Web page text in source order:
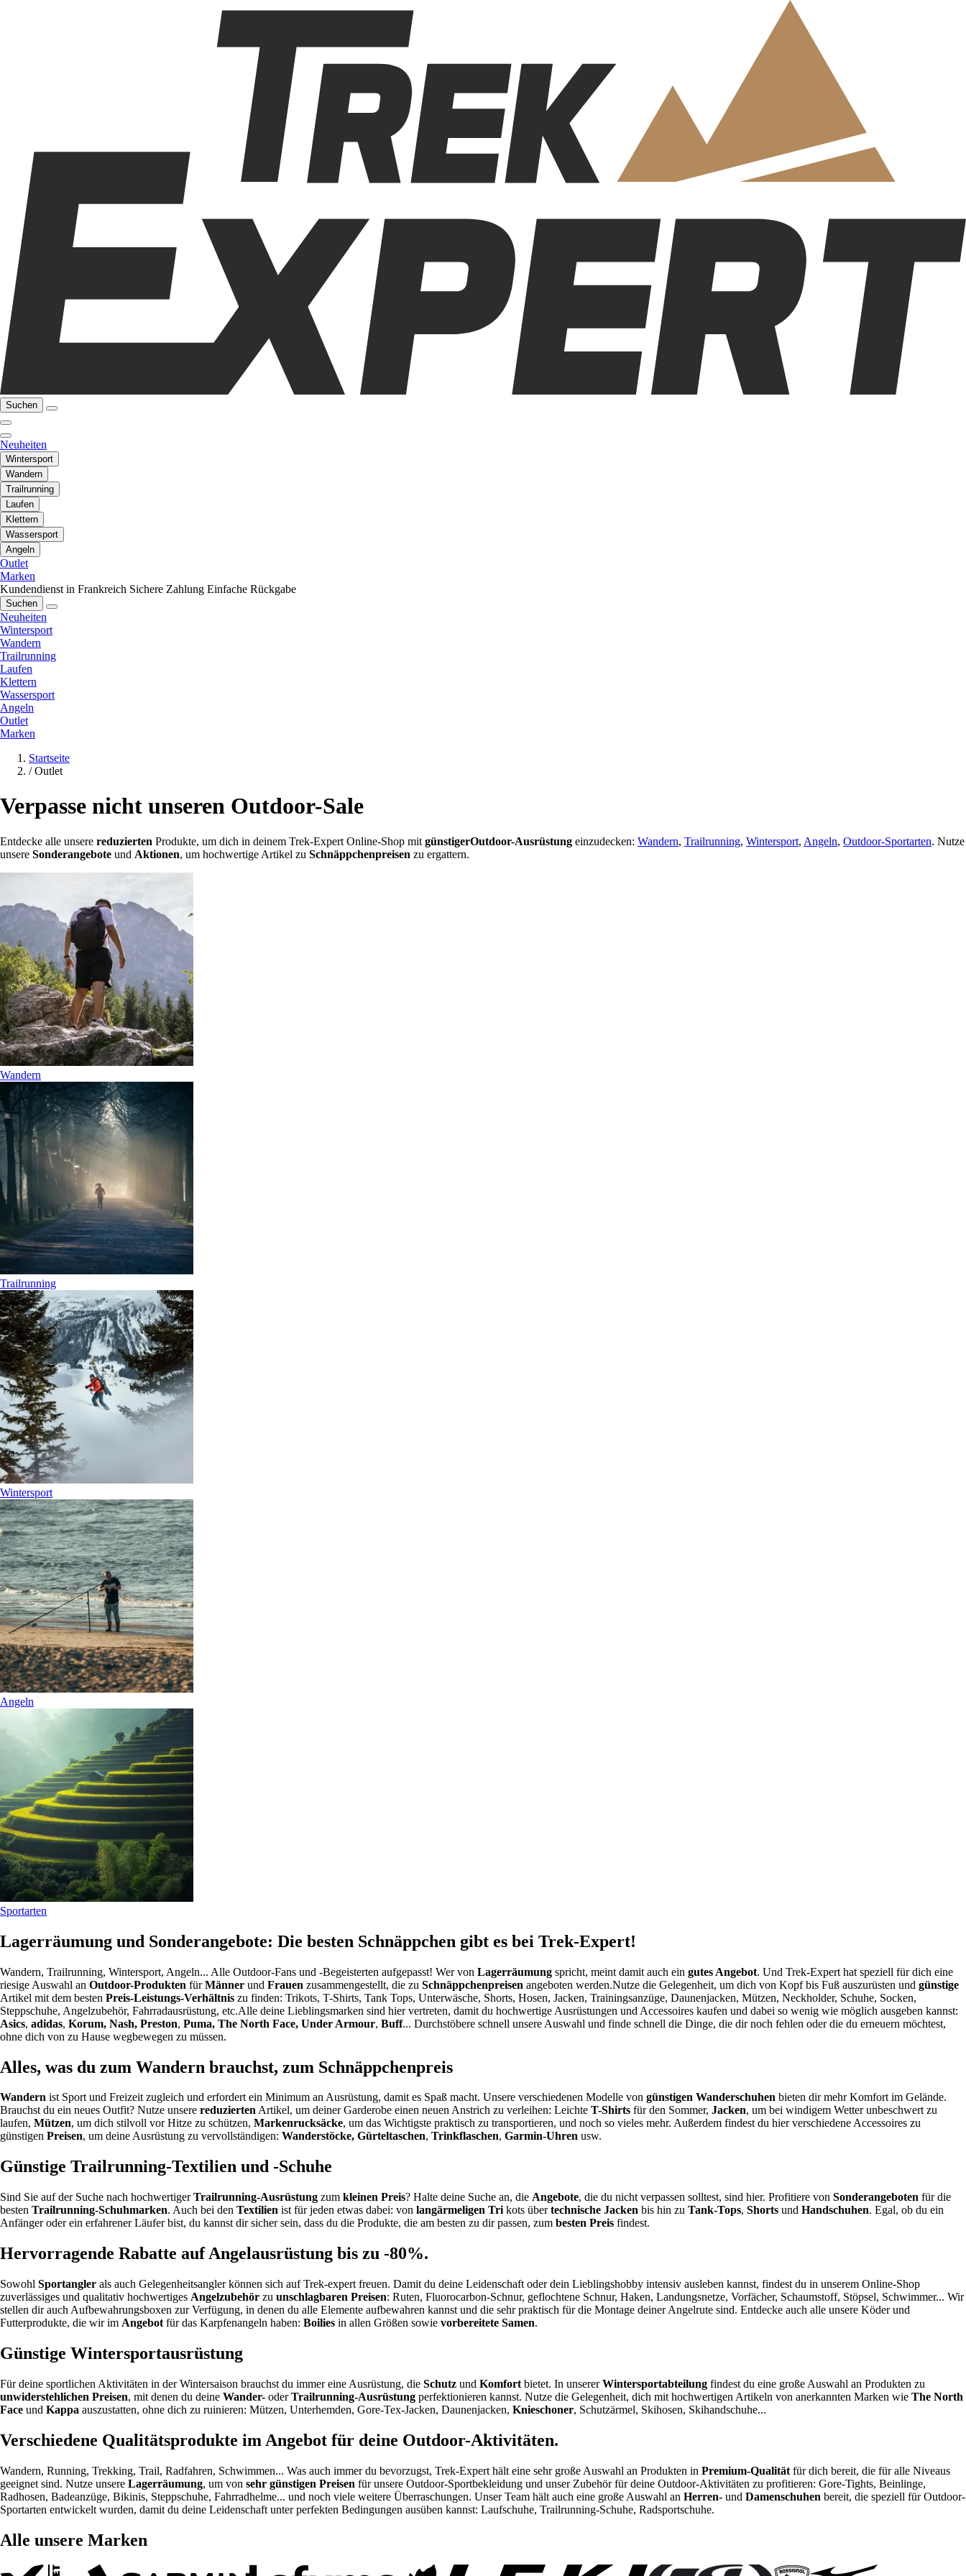
Suchen
Neuheiten
Wintersport
Wandern
Trailrunning
Laufen
Klettern
Wassersport
Angeln
Outlet
Marken
Kundendienst in Frankreich Sichere Zahlung Einfache Rückgabe
Suchen
Neuheiten
Wintersport
Wandern
Trailrunning
Laufen
Klettern
Wassersport
Angeln
Outlet
Marken
Startseite
/ Outlet
Verpasse nicht unseren Outdoor-Sale
Entdecke alle unsere reduzierten Produkte, um dich in deinem Trek-Expert Online-Shop mit günstigerOutdoor-Ausrüstung einzudecken: Wandern, Trailrunning, Wintersport, Angeln, Outdoor-Sportarten. Nutze
unsere Sonderangebote und Aktionen, um hochwertige Artikel zu Schnäppchenpreisen zu ergattern.
Wandern
Trailrunning
Wintersport
Angeln
Sportarten
Lagerräumung und Sonderangebote: Die besten Schnäppchen gibt es bei Trek-Expert!
Wandern, Trailrunning, Wintersport, Angeln... Alle Outdoor-Fans und -Begeisterten aufgepasst! Wer von Lagerräumung spricht, meint damit auch ein gutes Angebot. Und Trek-Expert hat speziell für dich eine
riesige Auswahl an Outdoor-Produkten fürMänner und Frauen zusammengestellt, die zu Schnäppchenpreisen angeboten werden.Nutze die Gelegenheit, um dich von Kopf bis Fuß auszurüsten und günstige
Artikel mit dem besten Preis-Leistungs-Verhältnis zu finden: Trikots, T-Shirts, Tank Tops, Unterwäsche, Shorts, Hosen, Jacken, Trainingsanzüge, Daunenjacken, Mützen, Neckholder, Schuhe, Socken,
Steppschuhe, Angelzubehör, Fahrradausrüstung, etc.Alle deine Lieblingsmarken sind hier vertreten, damit du hochwertige Ausrüstungen und Accessoires kaufen und dabei so wenig wie möglich ausgeben kannst:
Asics, adidas, Korum, Nash, Preston, Puma, The North Face, Under Armour, Buff... Durchstöbere schnell unsere Auswahl und finde schnell die Dinge, die dir noch fehlen oder die du erneuern möchtest,
ohne dich von zu Hause wegbewegen zu müssen.
Alles, was du zum Wandern brauchst, zum Schnäppchenpreis
Wandern ist Sport und Freizeit zugleich und erfordert ein Minimum an Ausrüstung, damit es Spaß macht. Unsere verschiedenen Modelle von günstigen Wanderschuhen bieten dir mehr Komfort im Gelände.
Brauchst du ein neues Outfit? Nutze unsere reduziertenArtikel, um deiner Garderobe einen neuen Anstrich zu verleihen: Leichte T-Shirts für den Sommer, Jacken, um bei windigem Wetter unbeschwert zu
laufen, Mützen, um dich stilvoll vor Hitze zu schützen, Markenrucksäcke, um das Wichtigste praktisch zu transportieren, und noch so vieles mehr. Außerdem findest du hier verschiedene Accessoires zu
günstigen Preisen, um deine Ausrüstung zu vervollständigen: Wanderstöcke, Gürteltaschen, Trinkflaschen, Garmin-Uhren usw.
Günstige Trailrunning-Textilien und -Schuhe
Sind Sie auf der Suche nach hochwertigerTrailrunning-Ausrüstung zum kleinen Preis? Halte deine Suche an, die Angebote, die du nicht verpassen solltest, sind hier. Profitiere von Sonderangeboten für die
besten Trailrunning-Schuhmarken. Auch bei den Textilien ist für jeden etwas dabei: von langärmeligen Tri kots übertechnische Jacken bis hin zu Tank-Tops, Shorts und Handschuhen. Egal, ob du ein
Anfänger oder ein erfahrener Läufer bist, du kannst dir sicher sein, dass du die Produkte, die am besten zu dir passen, zum besten Preis findest.
Hervorragende Rabatte auf Angelausrüstung bis zu -80%.
Sowohl Sportangler als auch Gelegenheitsangler können sich auf Trek-expert freuen. Damit du deine Leidenschaft oder dein Lieblingshobby intensiv ausleben kannst, findest du in unserem Online-Shop
zuverlässiges und qualitativ hochwertiges Angelzubehör zu unschlagbaren Preisen: Ruten, Fluorocarbon-Schnur, geflochtene Schnur, Haken, Landungsnetze, Vorfächer, Schaumstoff, Stöpsel, Schwimmer... Wir
stellen dir auch Aufbewahrungsboxen zur Verfügung, in denen du alle Elemente aufbewahren kannst und die sehr praktisch für die Montage deiner Angelrute sind. Entdecke auch alle unsere Köder und
Futterprodukte, die wir im Angebot für das Karpfenangeln haben: Boilies in allen Größen sowie vorbereitete Samen.
Günstige Wintersportausrüstung
Für deine sportlichen Aktivitäten in der Wintersaison brauchst du immer eine Ausrüstung, die Schutz und Komfort bietet. In unsererWintersportabteilung findest du eine große Auswahl an Produkten zu
unwiderstehlichen Preisen, mit denen du deine Wander- oderTrailrunning-Ausrüstung perfektionieren kannst. Nutze die Gelegenheit, dich mit hochwertigen Artikeln von anerkannten Marken wie The North
Face und Kappa auszustatten, ohne dich zu ruinieren: Mützen, Unterhemden, Gore-Tex-Jacken, Daunenjacken, Knieschoner, Schutzärmel, Skihosen, Skihandschuhe...
Verschiedene Qualitätsprodukte im Angebot für deine Outdoor-Aktivitäten.
Wandern, Running, Trekking, Trail, Radfahren, Schwimmen... Was auch immer du bevorzugst, Trek-Expert hält eine sehr große Auswahl an Produkten in Premium-Qualität für dich bereit, die für alle Niveaus
geeignet sind. Nutze unsere Lagerräumung, um von sehr günstigen Preisen für unsere Outdoor-Sportbekleidung und unser Zubehör für deine Outdoor-Aktivitäten zu profitieren: Gore-Tights, Beinlinge,
Radhosen, Badeanzüge, Bikinis, Steppschuhe, Fahrradhelme... und noch viele weitere Überraschungen. Unser Team hält auch eine große Auswahl an Herren- und Damenschuhen bereit, die speziell für Outdoor-
Sportarten entwickelt wurden, damit du deine Leidenschaft unter perfekten Bedingungen ausüben kannst: Laufschuhe, Trailrunning-Schuhe, Radsportschuhe.
Alle unsere Marken